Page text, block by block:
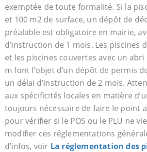
exemptée de toute formalité. Si la
et 100 m2 de surface, un dépôt de
préalable est obligatoire en mairie,
d’instruction de 1 mois. Les piscines
et les piscines couvertes avec un
m font l’objet d’un dépôt de permis
un délai d’instruction de 2 mois.
aux spécificités locales en matière
toujours nécessaire de faire le point
pour vérifier si le POS ou le PLU ne
modifier ces réglementations
d’infos, voir La réglementation des